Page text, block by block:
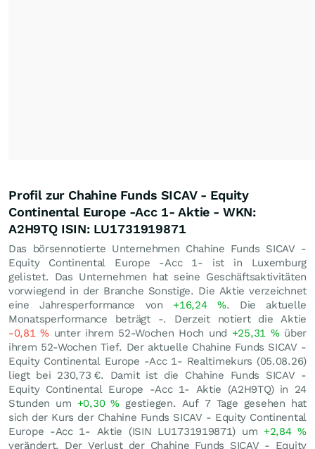
Profil zur Chahine Funds SICAV - Equity
Continental Europe -Acc 1- Aktie - WKN:
A2H9TQ ISIN: LU1731919871
Das börsennotierte Unternehmen Chahine Funds SICAV -
Equity Continental Europe -Acc 1- ist in Luxemburg
gelistet. Das Unternehmen hat seine Geschäftsaktivitäten
vorwiegend in der Branche Sonstige. Die Aktie verzeichnet
eine Jahresperformance von +16,24 %. Die aktuelle
Monatsperformance beträgt -. Derzeit notiert die Aktie
-0,81%unter ihrem 52-Wochen Hoch und +25,31 %über
ihrem 52-Wochen Tief. Der aktuelle Chahine Funds SICAV -
Equity Continental Europe -Acc 1- Realtimekurs (05.08.26)
liegt bei 230,73 €. Damit ist die Chahine Funds SICAV -
Equity Continental Europe -Acc 1- Aktie (A2H9TQ) in 24
Stunden um +0,30% gestiegen. Auf 7 Tage gesehen hat
sich der Kurs der Chahine Funds SICAV - Equity Continental
Europe -Acc 1- Aktie (ISIN LU1731919871) um +2,84%
verändert. Der Verlust der Chahine Funds SICAV - Equity